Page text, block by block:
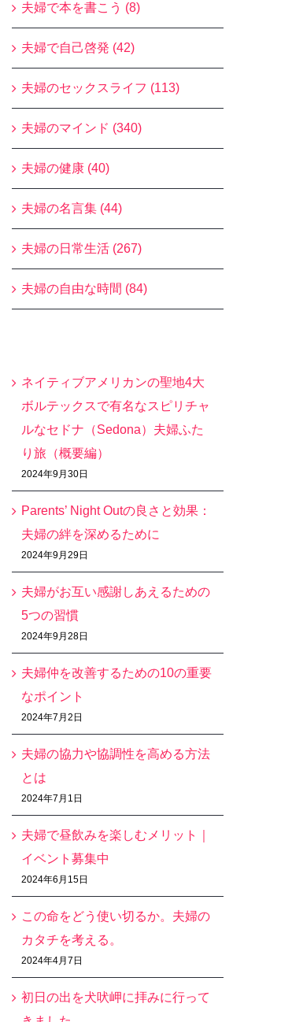
夫婦で本を書こう (8)
夫婦で自己啓発 (42)
夫婦のセックスライフ (113)
夫婦のマインド (340)
夫婦の健康 (40)
夫婦の名言集 (44)
夫婦の日常生活 (267)
夫婦の自由な時間 (84)
ネイティブアメリカンの聖地4大
ボルテックスで有名なスピリチャ
ルなセドナ（Sedona）夫婦ふた
り旅（概要編）
2024年9月30日
Parents’ Night Outの良さと効果：
夫婦の絆を深めるために
2024年9月29日
夫婦がお互い感謝しあえるための
5つの習慣
2024年9月28日
夫婦仲を改善するための10の重要
なポイント
2024年7月2日
夫婦の協力や協調性を高める方法
とは
2024年7月1日
夫婦で昼飲みを楽しむメリット｜
イベント募集中
2024年6月15日
この命をどう使い切るか。夫婦の
カタチを考える。
2024年4月7日
初日の出を犬吠岬に拝みに行って